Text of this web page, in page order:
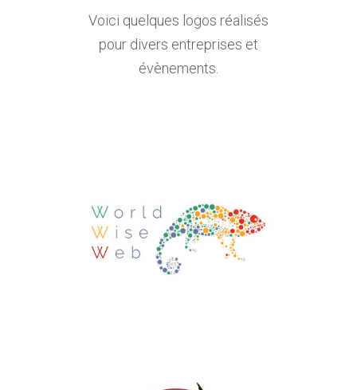
Voici quelques logos réalisés
pour divers entreprises et
évènements.